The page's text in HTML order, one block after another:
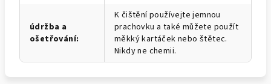
údržba a
ošetřování:
K čištění používejte jemnou
prachovku a také můžete použít
měkký kartáček nebo štětec.
Nikdy ne chemii.